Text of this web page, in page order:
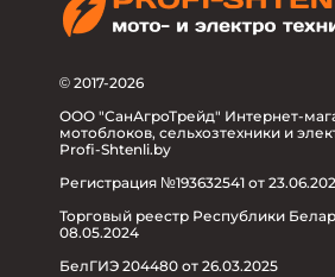
© 2017-2026
ООО "СанАгроТрейд" Интернет-
мотоблоков, сельхозтехники и
Profi-Shtenli.by
Регистрация №193632541 от
Торговый реестр Республики
08.05.2024
БелГИЭ 204480 от 26.03.2025